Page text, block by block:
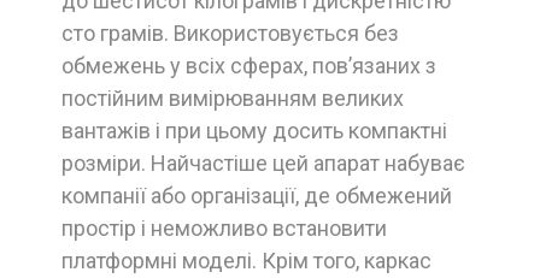
сто грамів. Використовується без
обмежень у всіх сферах, пов’язаних з
постійним вимірюванням великих
вантажів і при цьому досить компактні
розміри. Найчастіше цей апарат набуває
компанії або організації, де обмежений
простір і неможливо встановити
платформні моделі. Крім того, каркас